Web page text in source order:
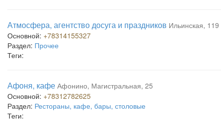
Атмосфера, агентство досуга и праздников Ильинская,
Основной: +78314155327
Раздел: Прочее
Теги:
Афоня, кафе Афонино, Магистральная, 25
Основной: +78312782625
Раздел: Рестораны, кафе, бары, столовые
Теги: